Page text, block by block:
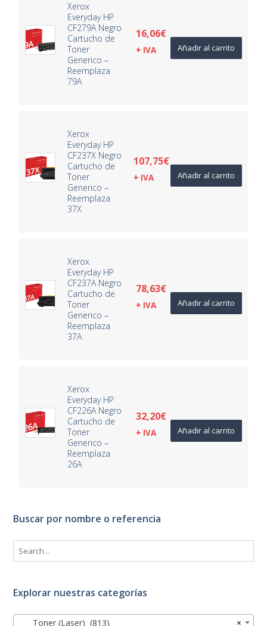
Xerox
Everyday HP
CF279A Negro
Cartucho de
Toner
Generico –
Reemplaza
79A
16,06€
+ IVA Añadir al carrito
Xerox
Everyday HP
CF237X Negro
Cartucho de
Toner
Generico –
Reemplaza
37X
107,75€
+ IVA Añadir al carrito
Xerox
Everyday HP
CF237A Negro
Cartucho de
Toner
Generico –
Reemplaza
37A
78,63€
+ IVA Añadir al carrito
Xerox
Everyday HP
CF226A Negro
Cartucho de
Toner
Generico –
Reemplaza
26A
32,20€
+ IVA Añadir al carrito
Buscar por nombre o referencia
Explorar nuestras categorías
×
Toner (Laser) (813)